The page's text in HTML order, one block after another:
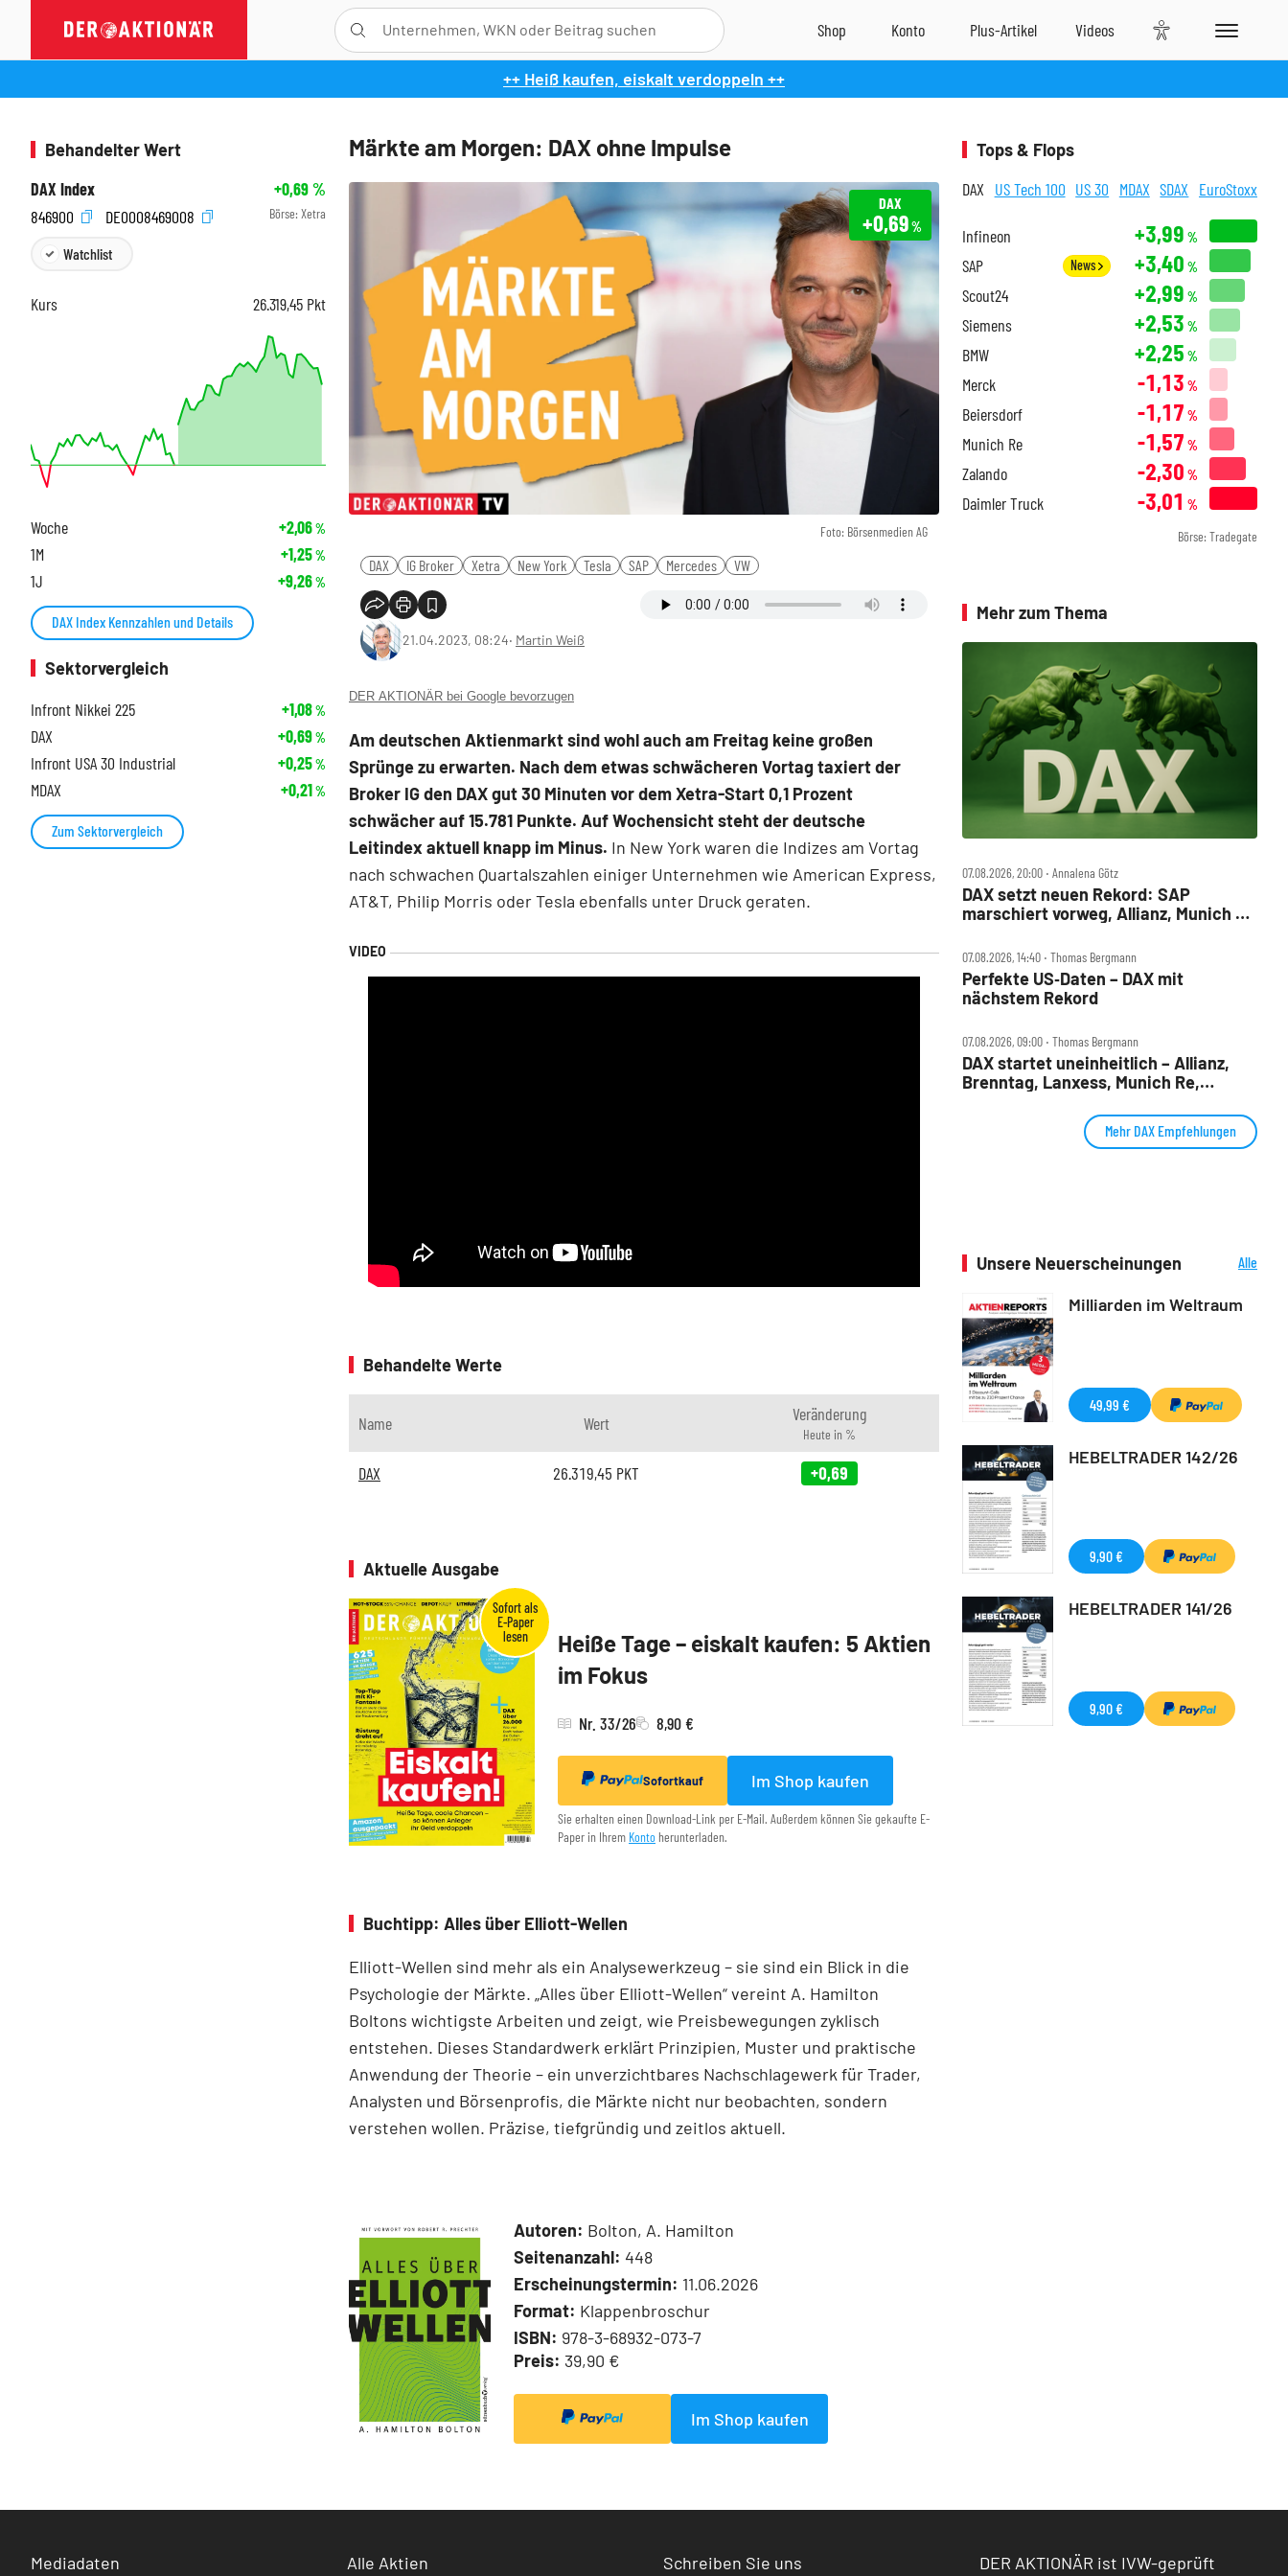
++ Heiß kaufen, eiskalt verdoppeln ++
Märkte am Morgen: DAX ohne Impulse
Foto: Börsenmedien AG
DAX
+0,69%
DAX IG Broker Xetra New York Tesla SAP Mercedes VW
21.04.2023, 08:24‧ Martin Weiß
DER AKTIONÄR bei Google bevorzugen
Am deutschen Aktienmarkt sind wohl auch am Freitag keine großen
Sprünge zu erwarten. Nach dem etwas schwächeren Vortag taxiert der
Broker IG den DAX gut 30 Minuten vor dem Xetra-Start 0,1 Prozent
schwächer auf 15.781 Punkte. Auf Wochensicht steht der deutsche
Leitindex aktuell knapp im Minus. In New York waren die Indizes am Vortag
nach schwachen Quartalszahlen einiger Unternehmen wie American Express,
AT&T, Philip Morris oder Tesla ebenfalls unter Druck geraten.
Behandelte Werte
Name Wert Veränderung
Heute in %
DAX 26.319,45 PKT +0,69
Aktuelle Ausgabe
Heiße Tage – eiskalt kaufen: 5 Aktien
im Fokus
Nr. 33/26 8,90 €
Sofortkauf Im Shop kaufen
Sie erhalten einen Download-Link per E-Mail. Außerdem können Sie gekaufte E-
Paper in Ihrem Konto herunterladen.
Buchtipp: Alles über Elliott-Wellen
Elliott-Wellen sind mehr als ein Analysewerkzeug – sie sind ein Blick in die
Psychologie der Märkte. „Alles über Elliott-Wellen“ vereint A. Hamilton
Boltons wichtigste Arbeiten und zeigt, wie Preisbewegungen zyklisch
entstehen. Dieses Standardwerk erklärt Prinzipien, Muster und praktische
Anwendung der Theorie – ein unverzichtbares Nachschlagewerk für Trader,
Analysten und Börsenprofis, die Märkte nicht nur beobachten, sondern
verstehen wollen. Präzise, tiefgründig und zeitlos aktuell.
Autoren: Bolton, A. Hamilton
Seitenanzahl: 448
Erscheinungstermin: 11.06.2026
Format: Klappenbroschur
ISBN: 978-3-68932-073-7
Preis: 39,90 €
Im Shop kaufen
Behandelter Wert
DAX Index
+0,69%
846900
DE0008469008 Börse: Xetra
Watchlist
Kurs 26.319,45 Pkt
Woche +2,06%
1M +1,25%
1J +9,26%
DAX Index Kennzahlen und Details
Sektorvergleich
Infront Nikkei 225
+1,08%
DAX +0,69%
Infront USA 30 Industrial +0,25%
MDAX +0,21%
Zum Sektorvergleich
Tops & Flops
DAX US Tech 100 US 30 MDAX SDAX EuroStoxx
Infineon +3,99 %
SAP News +3,40 %
Scout24 +2,99 %
Siemens +2,53 %
BMW +2,25 %
Merck -1,13 %
Beiersdorf -1,17 %
Munich Re -1,57 %
Zalando -2,30 %
Daimler Truck -3,01 %
Börse: Tradegate
Mehr zum Thema
07.08.2026, 20:00 ‧ Annalena Götz
DAX setzt neuen Rekord: SAP
marschiert vorweg, Allianz, Munich Re
07.08.2026, 14:40 ‧ Thomas Bergmann
Perfekte US‑Daten – DAX mit
nächstem Rekord
07.08.2026, 09:00 ‧ Thomas Bergmann
DAX startet uneinheitlich – Allianz,
Brenntag, Lanxess, Munich Re,
Mehr DAX Empfehlungen
Unsere Neuerscheinungen
Alle
Milliarden im Weltraum
49,99 €
HEBELTRADER 142/26
9,90 €
HEBELTRADER 141/26
9,90 €
Mediadaten Alle Aktien Schreiben Sie uns DER AKTIONÄR ist IVW-geprüft